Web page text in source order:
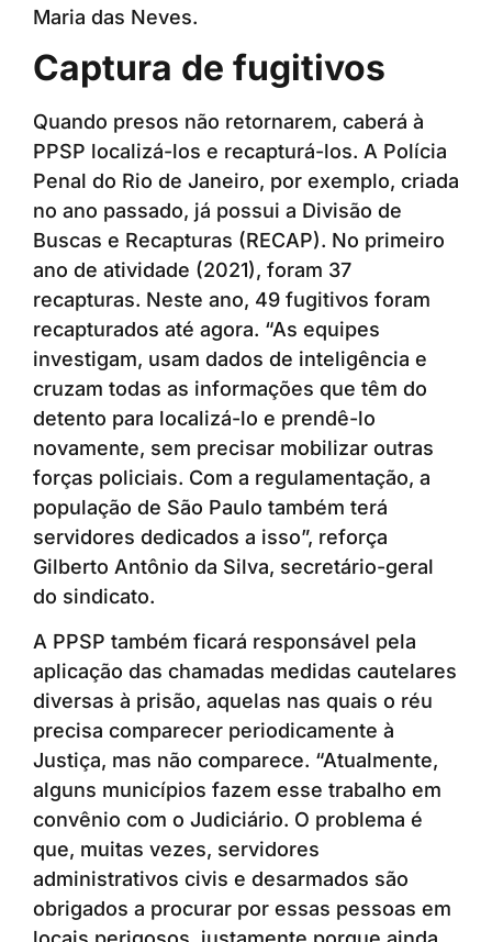
Maria das Neves.
Captura de fugitivos
Quando presos não retornarem, caberá à
PPSP localizá-los e recapturá-los. A Polícia
Penal do Rio de Janeiro, por exemplo, criada
no ano passado, já possui a Divisão de
Buscas e Recapturas (RECAP). No primeiro
ano de atividade (2021), foram 37
recapturas. Neste ano, 49 fugitivos foram
recapturados até agora. “As equipes
investigam, usam dados de inteligência e
cruzam todas as informações que têm do
detento para localizá-lo e prendê-lo
novamente, sem precisar mobilizar outras
forças policiais. Com a regulamentação, a
população de São Paulo também terá
servidores dedicados a isso”, reforça
Gilberto Antônio da Silva, secretário-geral
do sindicato.
A PPSP também ficará responsável pela
aplicação das chamadas medidas cautelares
diversas à prisão, aquelas nas quais o réu
precisa comparecer periodicamente à
Justiça, mas não comparece. “Atualmente,
alguns municípios fazem esse trabalho em
convênio com o Judiciário. O problema é
que, muitas vezes, servidores
administrativos civis e desarmados são
obrigados a procurar por essas pessoas em